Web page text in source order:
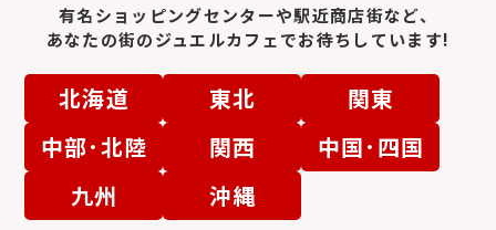
サマンサタバサ
有名ショッピングセンターや駅近商店街など、
あなたの街のジュエルカフェでお待ちしています!
北海道 東北
関東
中部･北陸
関西
中国･四国
九州
沖縄